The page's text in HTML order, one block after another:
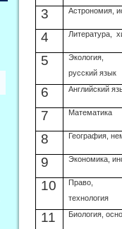
3 Астрономия,
4 Литература,
5
Экология,
русский язык
6 Английский
7 Математика
8 География,
9 Экономика,
10
Право,
технология
11 Биология,